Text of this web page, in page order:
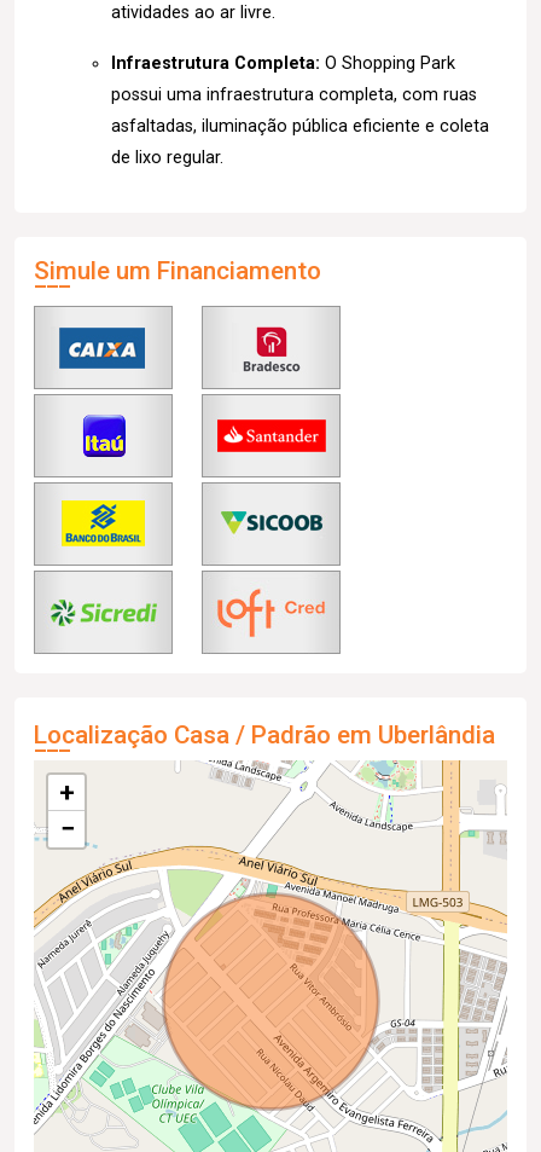
atividades ao ar livre.
Infraestrutura Completa: O Shopping Park
possui uma infraestrutura completa, com ruas
asfaltadas, iluminação pública eficiente e coleta
de lixo regular.
Simule um Financiamento
Localização Casa / Padrão em Uberlândia
+
−